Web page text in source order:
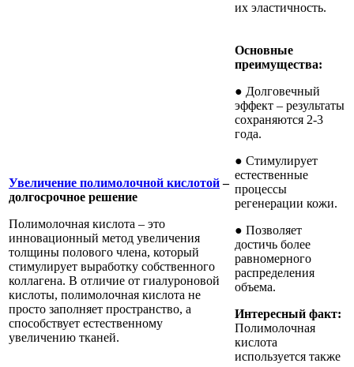
их эластичность.
Увеличение полимолочной кислотой–
долгосрочное решение
Полимолочная кислота – это
инновационный метод увеличения
толщины полового члена, который
стимулирует выработку собственного
коллагена. В отличие от гиалуроновой
кислоты, полимолочная кислота не
просто заполняет пространство, а
способствует естественному
увеличению тканей.
Основные
преимущества:
● Долговечный
эффект – результаты
сохраняются 2-3
года.
● Стимулирует
естественные
процессы
регенерации кожи.
● Позволяет
достичь более
равномерного
распределения
объема.
Интересный факт:
Полимолочная
кислота
используется также